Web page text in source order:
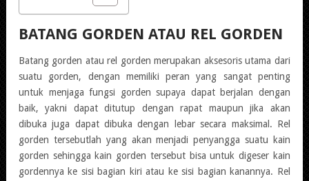
BATANG GORDEN ATAU REL GORDEN
Batang gorden atau rel gorden merupakan aksesoris utama dari
suatu gorden, dengan memiliki peran yang sangat penting
untuk menjaga fungsi gorden supaya dapat berjalan dengan
baik, yakni dapat ditutup dengan rapat maupun jika akan
dibuka juga dapat dibuka dengan lebar secara maksimal. Rel
gorden tersebutlah yang akan menjadi penyangga suatu kain
gorden sehingga kain gorden tersebut bisa untuk digeser kain
gordennya ke sisi bagian kiri atau ke sisi bagian kanannya. Rel